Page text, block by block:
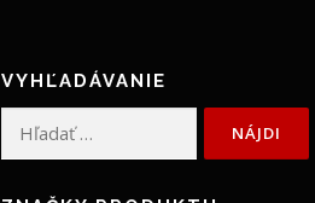
VYHĽADÁVANIE
Hľadať: